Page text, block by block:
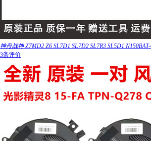
神舟战神 Z7MD2 Z6 SL7D1 SL7D2 SL7R3 SL5D1
3条评价